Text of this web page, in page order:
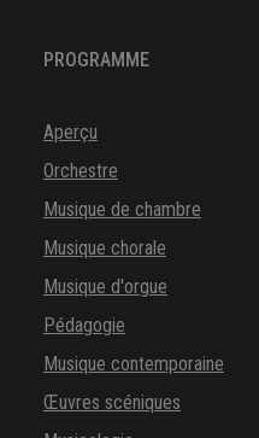
PROGRAMME
Aperçu
Orchestre
Musique de chambre
Musique chorale
Musique d'orgue
Pédagogie
Musique contemporaine
Œuvres scéniques